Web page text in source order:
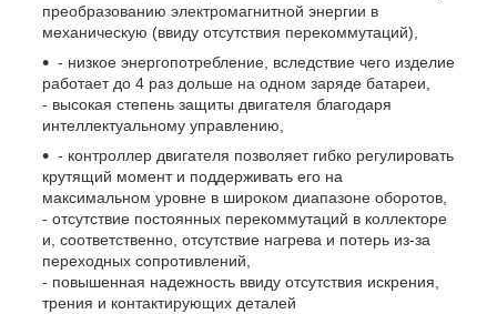
преобразованию электромагнитной энергии в
механическую (ввиду отсутствия перекоммутаций),
- низкое энергопотребление, вследствие чего изделие
работает до 4 раз дольше на одном заряде батареи,
- высокая степень защиты двигателя благодаря
интеллектуальному управлению,
- контроллер двигателя позволяет гибко регулировать
крутящий момент и поддерживать его на
максимальном уровне в широком диапазоне оборотов,
- отсутствие постоянных перекоммутаций в коллекторе
и, соответственно, отсутствие нагрева и потерь из-за
переходных сопротивлений,
- повышенная надежность ввиду отсутствия искрения,
трения и контактирующих деталей